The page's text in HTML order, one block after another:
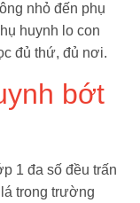
nhỏ đến phụ
huynh lo con
đủ thứ, đủ nơi.
bớt
1 đa số đều trấn
trong trường